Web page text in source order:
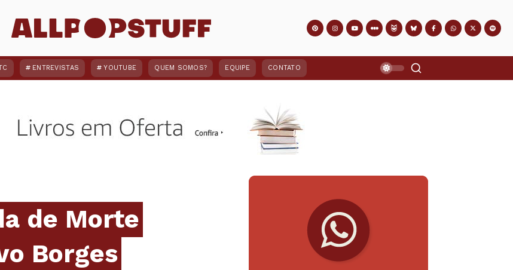
ENTREVISTAS YOUTUBE QUEM SOMOS? EQUIPE CONTATO
de Morte
Borges